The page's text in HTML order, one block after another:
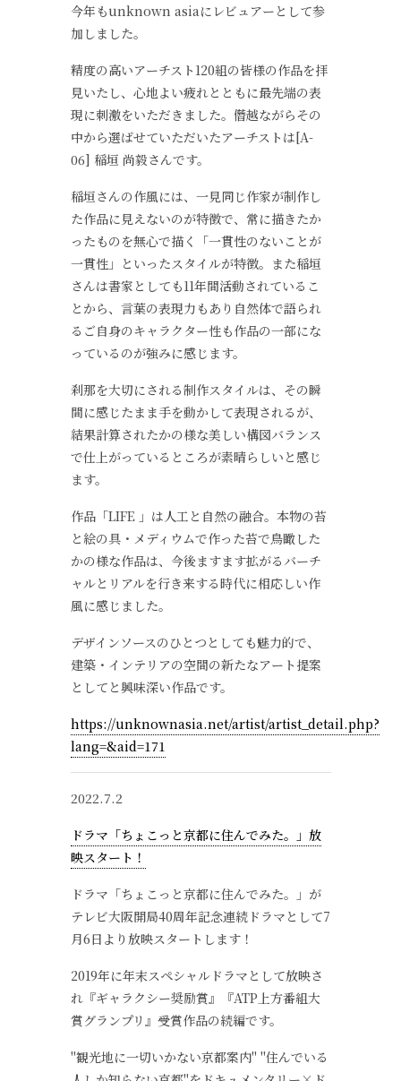
今年もunknown asiaにレビュアーとして参
加しました。
精度の高いアーチスト120組の皆様の作品を拝
見いたし、心地よい疲れとともに最先端の表
現に刺激をいただきました。僭越ながらその
中から選ばせていただいたアーチストは[A-
06] 稲垣 尚毅さんです。
稲垣さんの作風には、一見同じ作家が制作し
た作品に見えないのが特徴で、常に描きたか
ったものを無心で描く「一貫性のないことが
一貫性」といったスタイルが特徴。また稲垣
さんは書家としても11年間活動されているこ
とから、言葉の表現力もあり自然体で語られ
るご自身のキャラクター性も作品の一部にな
っているのが強みに感じます。
刹那を大切にされる制作スタイルは、その瞬
間に感じたまま手を動かして表現されるが、
結果計算されたかの様な美しい構図バランス
で仕上がっているところが素晴らしいと感じ
ます。
作品「LIFE 」は人工と自然の融合。本物の苔
と絵の具・メディウムで作った苔で鳥瞰した
かの様な作品は、今後ますます拡がるバーチ
ャルとリアルを行き来する時代に相応しい作
風に感じました。
デザインソースのひとつとしても魅力的で、
建築・インテリアの空間の新たなアート提案
としてと興味深い作品です。
https://unknownasia.net/artist/artist_detail.php?
lang=&aid=171
2022.7.2
ドラマ「ちょこっと京都に住んでみた。」 放
映スタート！
ドラマ「ちょこっと京都に住んでみた。」 が
テレビ大阪開局40周年記念連続ドラマとして7
月6日より放映スタートします！
2019年に年末スペシャルドラマとして放映さ
れ『ギャラクシー奨励賞』『ATP上方番組大
賞グランプリ』受賞作品の続編です。
"観光地に一切いかない京都案内" "住んでいる